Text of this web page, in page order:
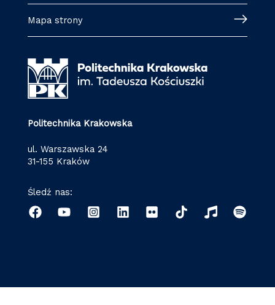
Mapa strony
Politechnika Krakowska
ul. Warszawska 24
31-155 Kraków
Śledź nas: